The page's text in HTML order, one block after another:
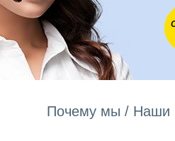
Почему мы / Наши